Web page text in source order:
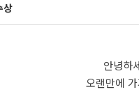
상
안녕하
오랜만에